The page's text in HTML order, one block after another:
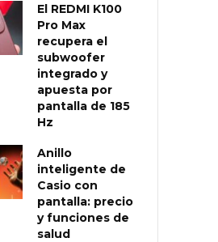
El REDMI K100
Pro Max
recupera el
subwoofer
integrado y
apuesta por
pantalla de 185
Hz
Anillo
inteligente de
Casio con
pantalla: precio
y funciones de
salud